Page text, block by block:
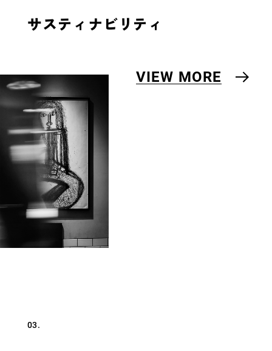
サスティナビリティ
VIEW MORE
03.